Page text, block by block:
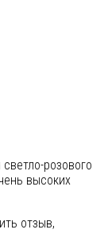
розового
высоких
отзыв,